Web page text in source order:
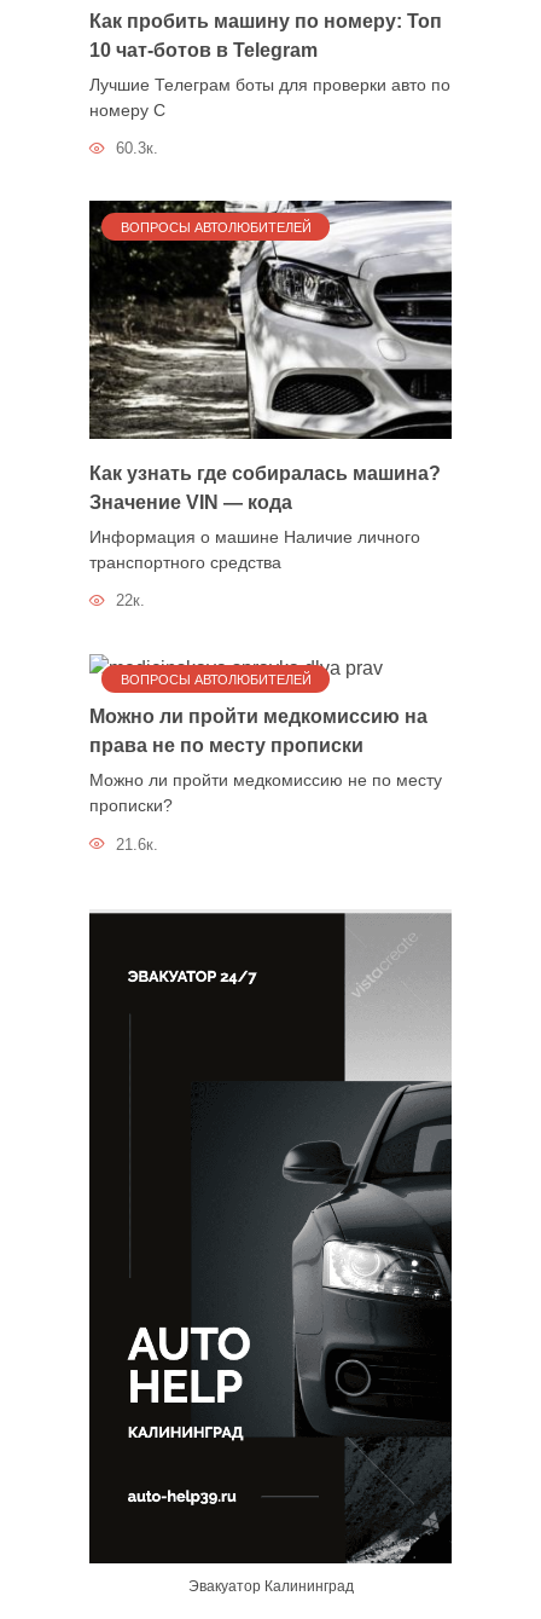
Как пробить машину по номеру: Топ
10 чат-ботов в Telegram
Лучшие Телеграм боты для проверки авто по
номеру С
60.3к.
ВОПРОСЫ АВТОЛЮБИТЕЛЕЙ
Как узнать где собиралась машина?
Значение VIN — кода
Информация о машине Наличие личного
транспортного средства
22к.
ВОПРОСЫ АВТОЛЮБИТЕЛЕЙ
Можно ли пройти медкомиссию на
права не по месту прописки
Можно ли пройти медкомиссию не по месту
прописки?
21.6к.
Эвакуатор Калининград